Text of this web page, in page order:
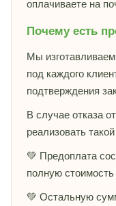
оплачиваете на
Почему есть
Мы
под каждого
подтверждения
В случае отказа
реализовать
💚 Предоплата
полную стоимость
💚 Остальную